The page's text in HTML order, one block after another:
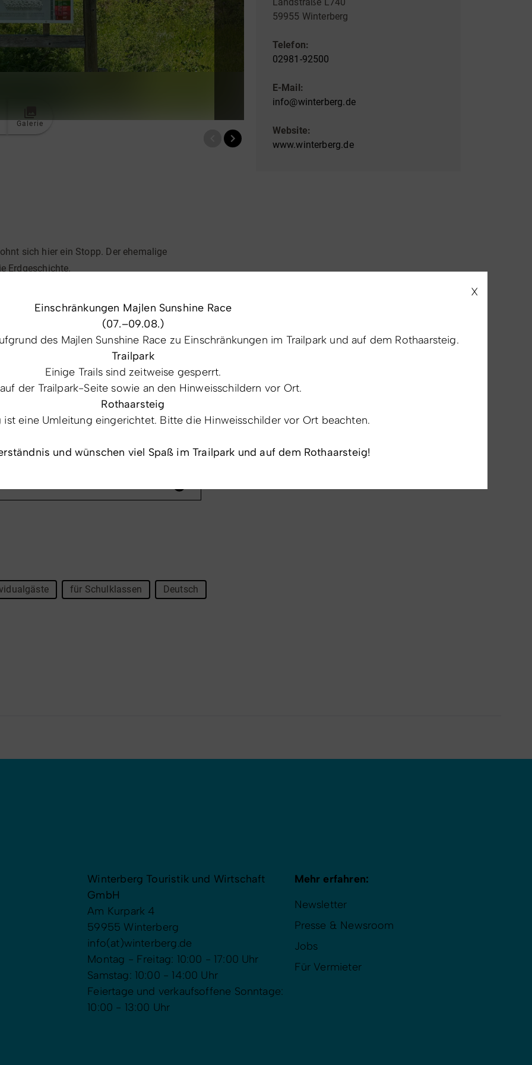
X
Einschränkungen Majlen Sunshine Race
(07.–09.08.)
des Majlen Sunshine Race zu Einschränkungen im Trailpark und auf dem Rothaarsteig.
Trailpark
Einige Trails sind zeitweise gesperrt.
der Trailpark-Seite sowie an den Hinweisschildern vor Ort.
Rothaarsteig
ist eine Umleitung eingerichtet. Bitte die Hinweisschilder vor Ort beachten.
und wünschen viel Spaß im Trailpark und auf dem Rothaarsteig!
Galerie
sich hier ein Stopp. Der ehemalige
Erdgeschichte.
Wusstest du, dass der bei Nässe
Namen „Wagenschmier“ gab?
Gesteinswelt. Verbinde dein
Pause am schönen Rastplatz vor Ort. Erlebe
für Schulklassen Deutsch
59955 Winterberg
Telefon:
02981-92500
E-Mail:
info@winterberg.de
Website:
www.winterberg.de
Winterberg Touristik und Wirtschaft
GmbH
Am Kurpark 4
59955 Winterberg
info(at)winterberg.de
Montag - Freitag: 10:00 - 17:00 Uhr
Samstag: 10:00 - 14:00 Uhr
Feiertage und verkaufsoffene Sonntage:
10:00 - 13:00 Uhr
Mehr erfahren:
Newsletter
Presse & Newsroom
Jobs
Für Vermieter